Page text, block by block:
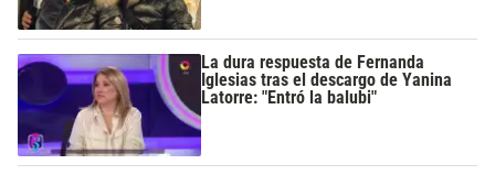
La dura respuesta de Fernanda
Iglesias tras el descargo de Yanina
Latorre: "Entró la balubi"